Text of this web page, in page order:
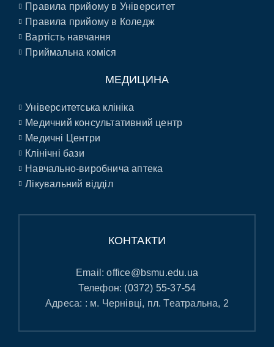
Правила прийому в Університет
Правила прийому в Коледж
Вартість навчання
Приймальна коміся
МЕДИЦИНА
Університетська клініка
Медичний консультативний центр
Медичні Центри
Клінічні бази
Навчально-виробнича аптека
Лікувальний відділ
КОНТАКТИ
Email:office@bsmu.edu.ua
Телефон: (0372) 55-37-54
Адреса: : м. Чернівці, пл. Театральна, 2